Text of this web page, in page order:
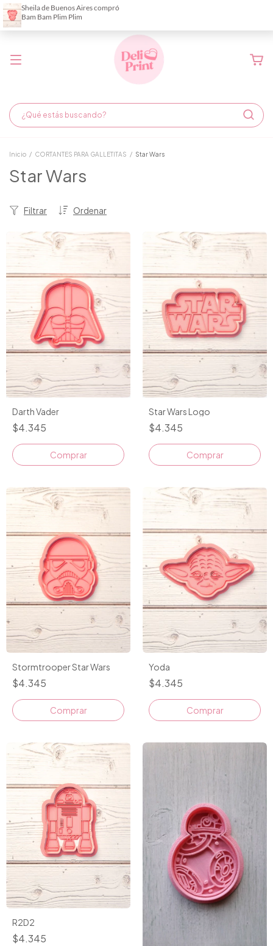
Demora de fabricación hasta 6 días hábiles
Inicio / CORTANTES PARA GALLETITAS / Star Wars
Star Wars
Ordenar
Filtrar
Darth Vader
$4.345
Comprar
Star Wars Logo
$4.345
Comprar
Stormtrooper Star Wars
$4.345
Comprar
Yoda
$4.345
Comprar
R2D2
$4.345